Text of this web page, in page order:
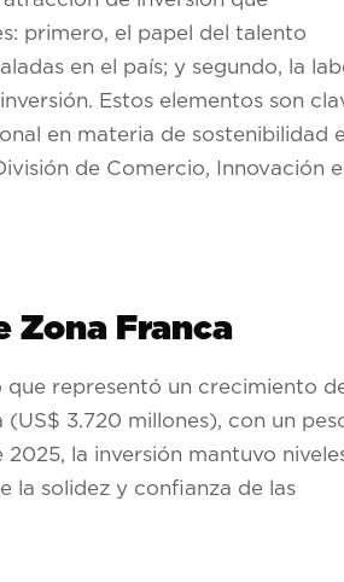
primero, el papel del talento
en el país; y segundo, la
Estos elementos son
en materia de sostenibilidad
de Comercio, Innovación e
Zona Franca
que representó un crecimiento
3.720 millones), con un
la inversión mantuvo
la solidez y confianza de las